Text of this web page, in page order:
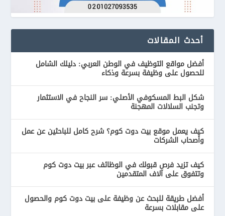
أحدث المقالات
أفضل مواقع التوظيف في الوطن العربي: دليلك الشامل
للحصول على وظيفة بسرعة وذكاء
شكل البط المسكوفي الأصلي: سر النجاح في الاستثمار
وتجنب السلالات المهجنة
كيف يعمل موقع بيت دوت كوم؟ شرح كامل للباحثين عن عمل
وأصحاب الشركات
كيف تزيد فرص قبولك في الوظائف عبر بيت دوت كوم
وتتفوق على آلاف المتقدمين
أفضل طريقة للبحث عن وظيفة على بيت دوت كوم والحصول
على مقابلات بسرعة